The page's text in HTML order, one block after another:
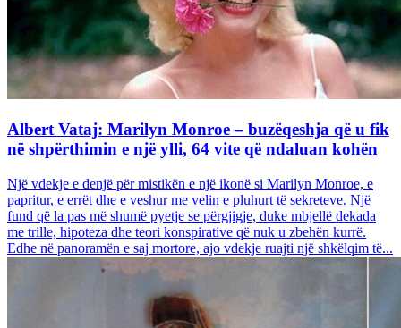
Albert Vataj: Marilyn Monroe – buzëqeshja që u fik
në shpërthimin e një ylli, 64 vite që ndaluan kohën
Një vdekje e denjë për mistikën e një ikonë si Marilyn Monroe, e
papritur, e errët dhe e veshur me velin e pluhurt të sekreteve. Një
fund që la pas më shumë pyetje se përgjigje, duke mbjellë dekada
me trille, hipoteza dhe teori konspirative që nuk u zbehën kurrë.
Edhe në panoramën e saj mortore, ajo vdekje ruajti një shkëlqim të...